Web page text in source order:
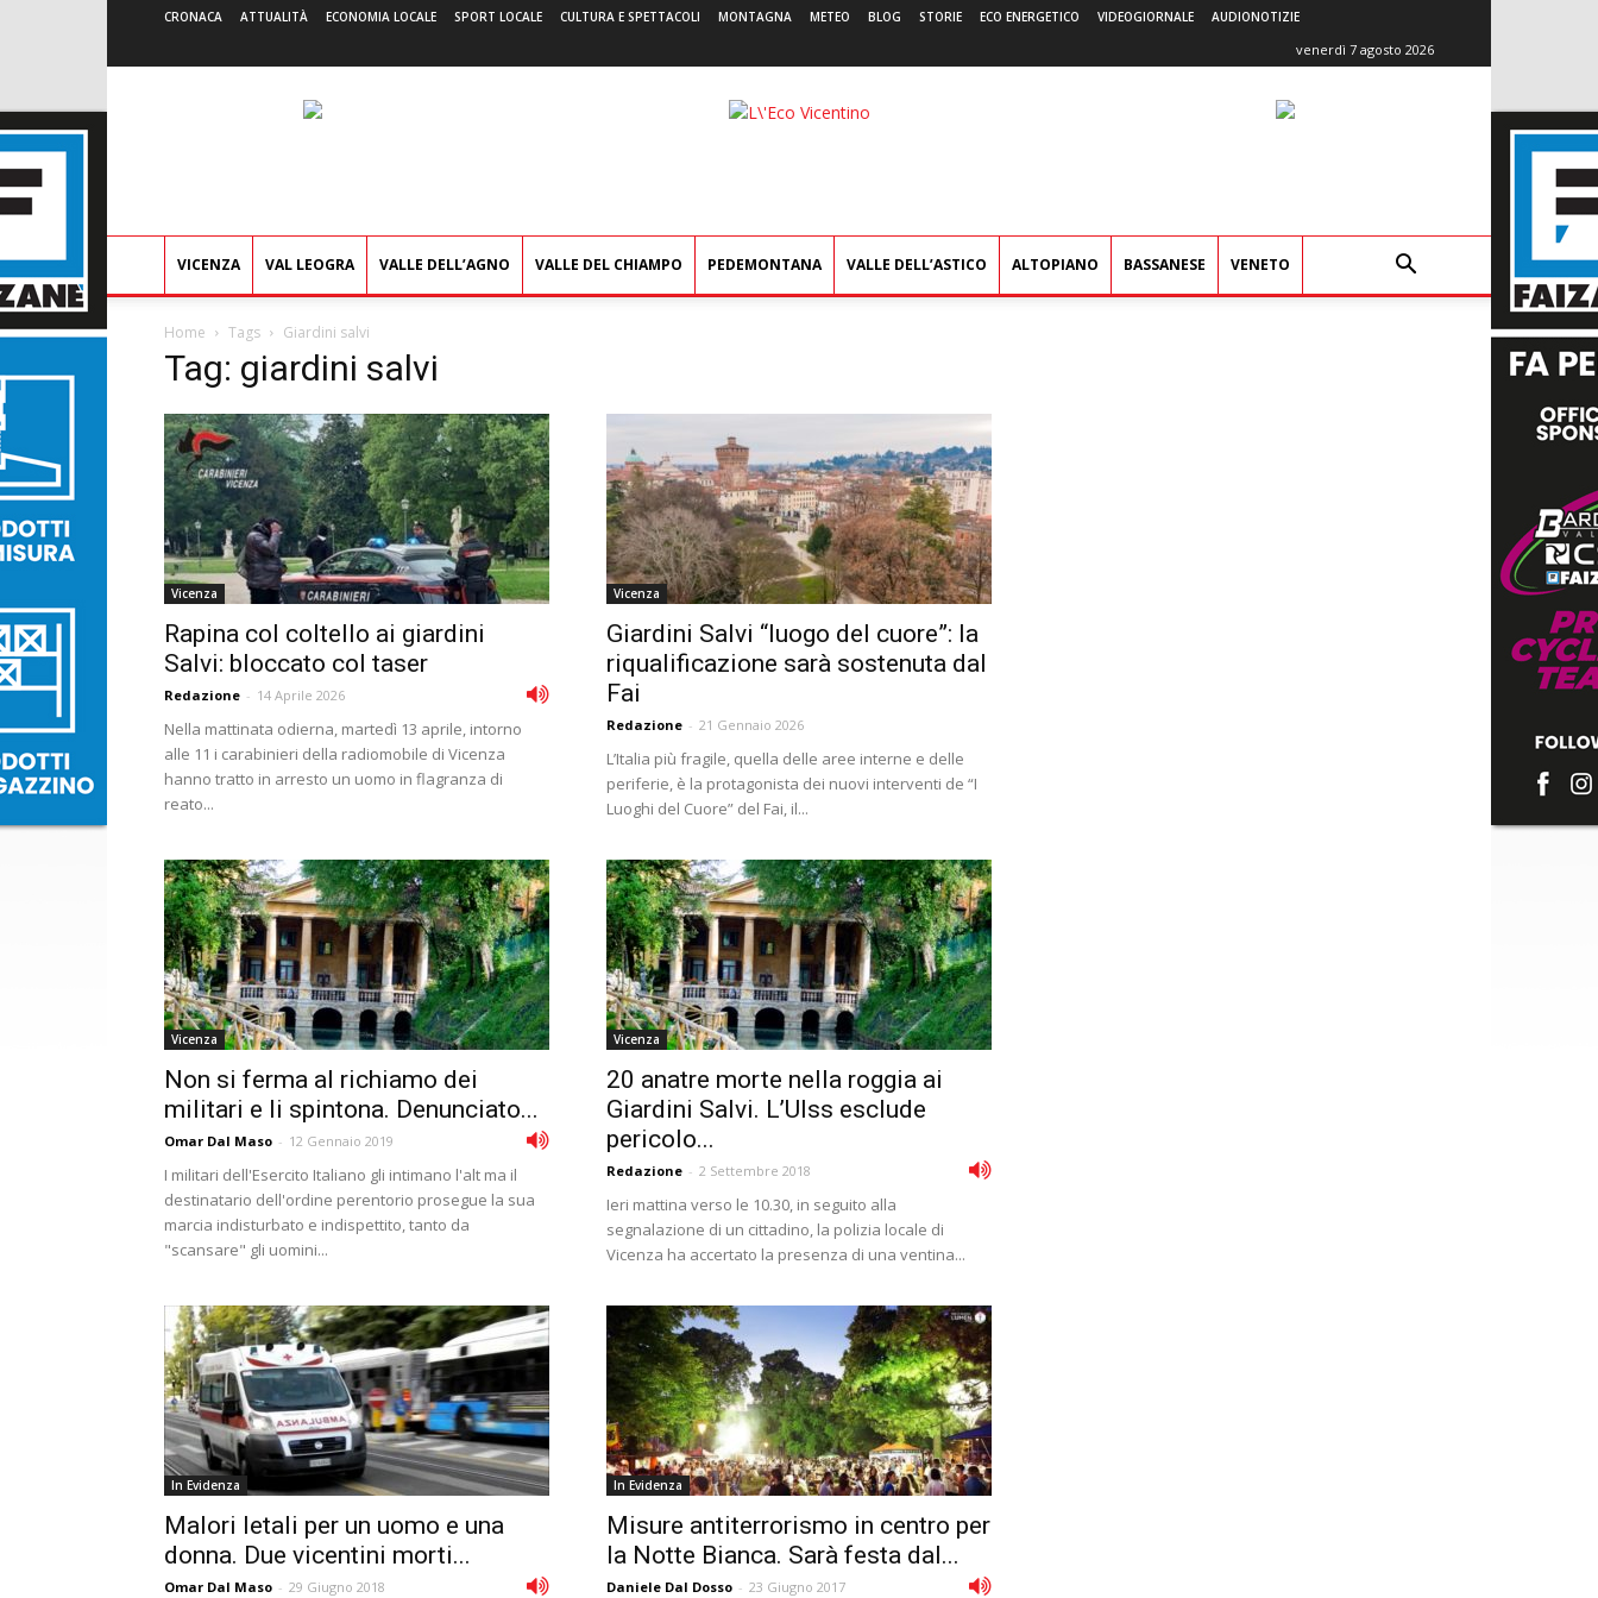
CRONACA ATTUALITÀ ECONOMIA LOCALE SPORT LOCALE CULTURA E SPETTACOLI MONTAGNA METEO BLOG STORIE ECO ENERGETICO VIDEOGIORNALE AUDIONOTIZIE
venerdì 7 agosto 2026
L'Eco
VICENZA VAL LEOGRA VALLE DELL’AGNO VALLE DEL CHIAMPO PEDEMONTANA VALLE DELL’ASTICO ALTOPIANO BASSANESE VENETO
Home Tags Giardini salvi
Tag: giardini salvi
Vicenza
Rapina col coltello ai giardini
Salvi: bloccato col taser
Redazione - 14 Aprile 2026
Nella mattinata odierna, martedì 13 aprile, intorno
alle 11 i carabinieri della radiomobile di Vicenza
hanno tratto in arresto un uomo in flagranza di
reato...
Vicenza
Giardini Salvi “luogo del cuore”: la
riqualificazione sarà sostenuta dal
Fai
Redazione - 21 Gennaio 2026
L’Italia più fragile, quella delle aree interne e delle
periferie, è la protagonista dei nuovi interventi de “I
Luoghi del Cuore” del Fai, il...
Vicenza
Non si ferma al richiamo dei
militari e li spintona. Denunciato...
Omar Dal Maso - 12 Gennaio 2019
I militari dell'Esercito Italiano gli intimano l'alt ma il
destinatario dell'ordine perentorio prosegue la sua
marcia indisturbato e indispettito, tanto da
"scansare" gli uomini...
Vicenza
20 anatre morte nella roggia ai
Giardini Salvi. L’Ulss esclude
pericolo...
Redazione - 2 Settembre 2018
Ieri mattina verso le 10.30, in seguito alla
segnalazione di un cittadino, la polizia locale di
Vicenza ha accertato la presenza di una ventina...
In Evidenza
Malori letali per un uomo e una
donna. Due vicentini morti...
Omar Dal Maso - 29 Giugno 2018
In Evidenza
Misure antiterrorismo in centro per
la Notte Bianca. Sarà festa dal...
Daniele Dal Dosso - 23 Giugno 2017